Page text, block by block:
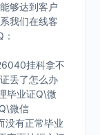
够达到客户
我们在线客
挂科拿不
丢了怎么办
毕业证Q\微
微信
没有正常毕业